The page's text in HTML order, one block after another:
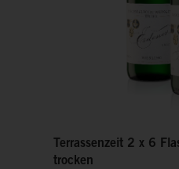
Terrassenzeit 2 x 6
trocken